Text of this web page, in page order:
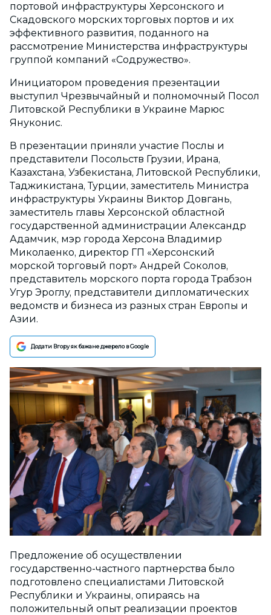
портовой инфраструктуры Херсонского и
Скадовского морских торговых портов и их
эффективного развития, поданного на
рассмотрение Министерства инфраструктуры
группой компаний «Содружество».
Инициатором проведения презентации
выступил Чрезвычайный и полномочный Посол
Литовской Республики в Украине Марюс
Януконис.
В презентации приняли участие Послы и
представители Посольств Грузии, Ирана,
Казахстана, Узбекистана, Литовской Республики,
Таджикистана, Турции, заместитель Министра
инфраструктуры Украины Виктор Довгань,
заместитель главы Херсонской областной
государственной администрации Александр
Адамчик, мэр города Херсона Владимир
Миколаенко, директор ГП «Херсонский
морской торговый порт» Андрей Соколов,
представитель морского порта города Трабзон
Угур Эроглу, представители дипломатических
ведомств и бизнеса из разных стран Европы и
Азии.
Додати Вгору як бажане джерело в Google
Предложение об осуществлении
государственно-частного партнерства было
подготовлено специалистами Литовской
Республики и Украины, опираясь на
положительный опыт реализации проектов